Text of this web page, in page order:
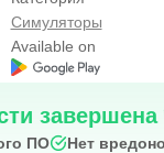
к
Симуляторы
Available on
завершена
ПО
Нет